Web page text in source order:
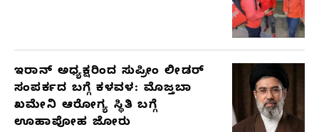
ಇರಾನ್ ಅಧ್ಯಕ್ಷರಿಂದ ಸುಪ್ರೀಂ ಲೀಡರ್
ಸಂಪರ್ಕದ ಬಗ್ಗೆ ಕಳವಳ: ಮೊಜ್ತಬಾ
ಖಮೇನಿ ಆರೋಗ್ಯ ಸ್ಥಿತಿ ಬಗ್ಗೆ
ಊಹಾಪೋಹ ಜೋರು